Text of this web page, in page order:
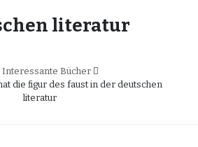
literatur
Interessante Bücher
die figur des faust in der deutschen
literatur